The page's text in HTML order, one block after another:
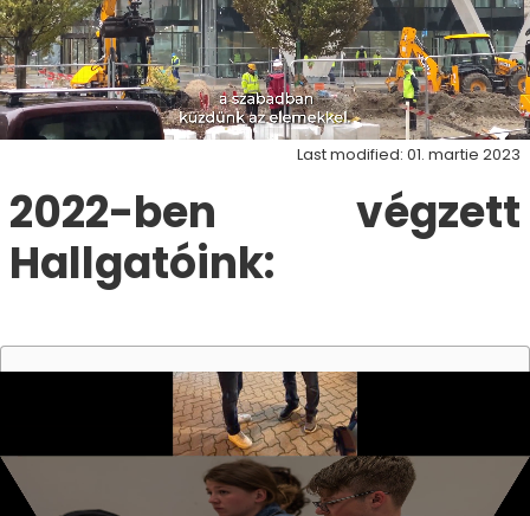
Last modified: 01. martie 2023
2022-ben végzett
Hallgatóink: